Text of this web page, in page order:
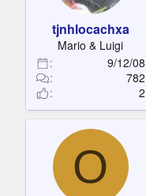
tjnhlocachxa
Mario & Luigi
9/12/08
782
2
O